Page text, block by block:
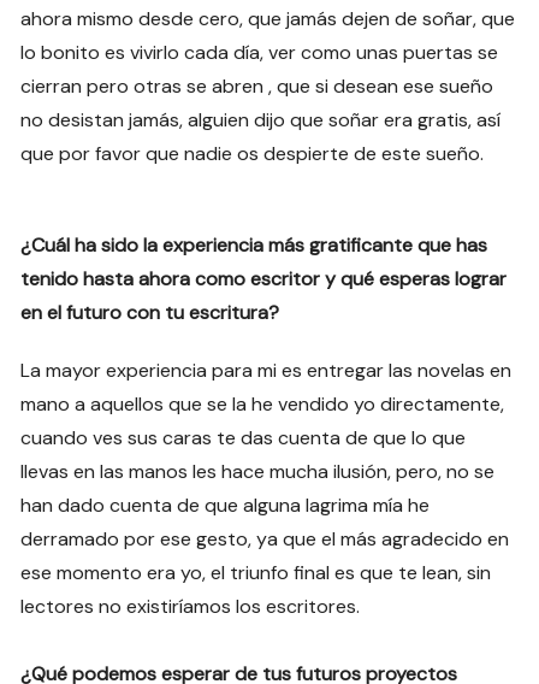
ahora mismo desde cero, que jamás dejen de soñar, que
lo bonito es vivirlo cada día, ver como unas puertas se
cierran pero otras se abren , que si desean ese sueño
no desistan jamás, alguien dijo que soñar era gratis, así
que por favor que nadie os despierte de este sueño.
¿Cuál ha sido la experiencia más gratificante que has
tenido hasta ahora como escritor y qué esperas lograr
en el futuro con tu escritura?
La mayor experiencia para mi es entregar las novelas en
mano a aquellos que se la he vendido yo directamente,
cuando ves sus caras te das cuenta de que lo que
llevas en las manos les hace mucha ilusión, pero, no se
han dado cuenta de que alguna lagrima mía he
derramado por ese gesto, ya que el más agradecido en
ese momento era yo, el triunfo final es que te lean, sin
lectores no existiríamos los escritores.
¿Qué podemos esperar de tus futuros proyectos